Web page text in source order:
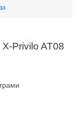
Privilo AT08